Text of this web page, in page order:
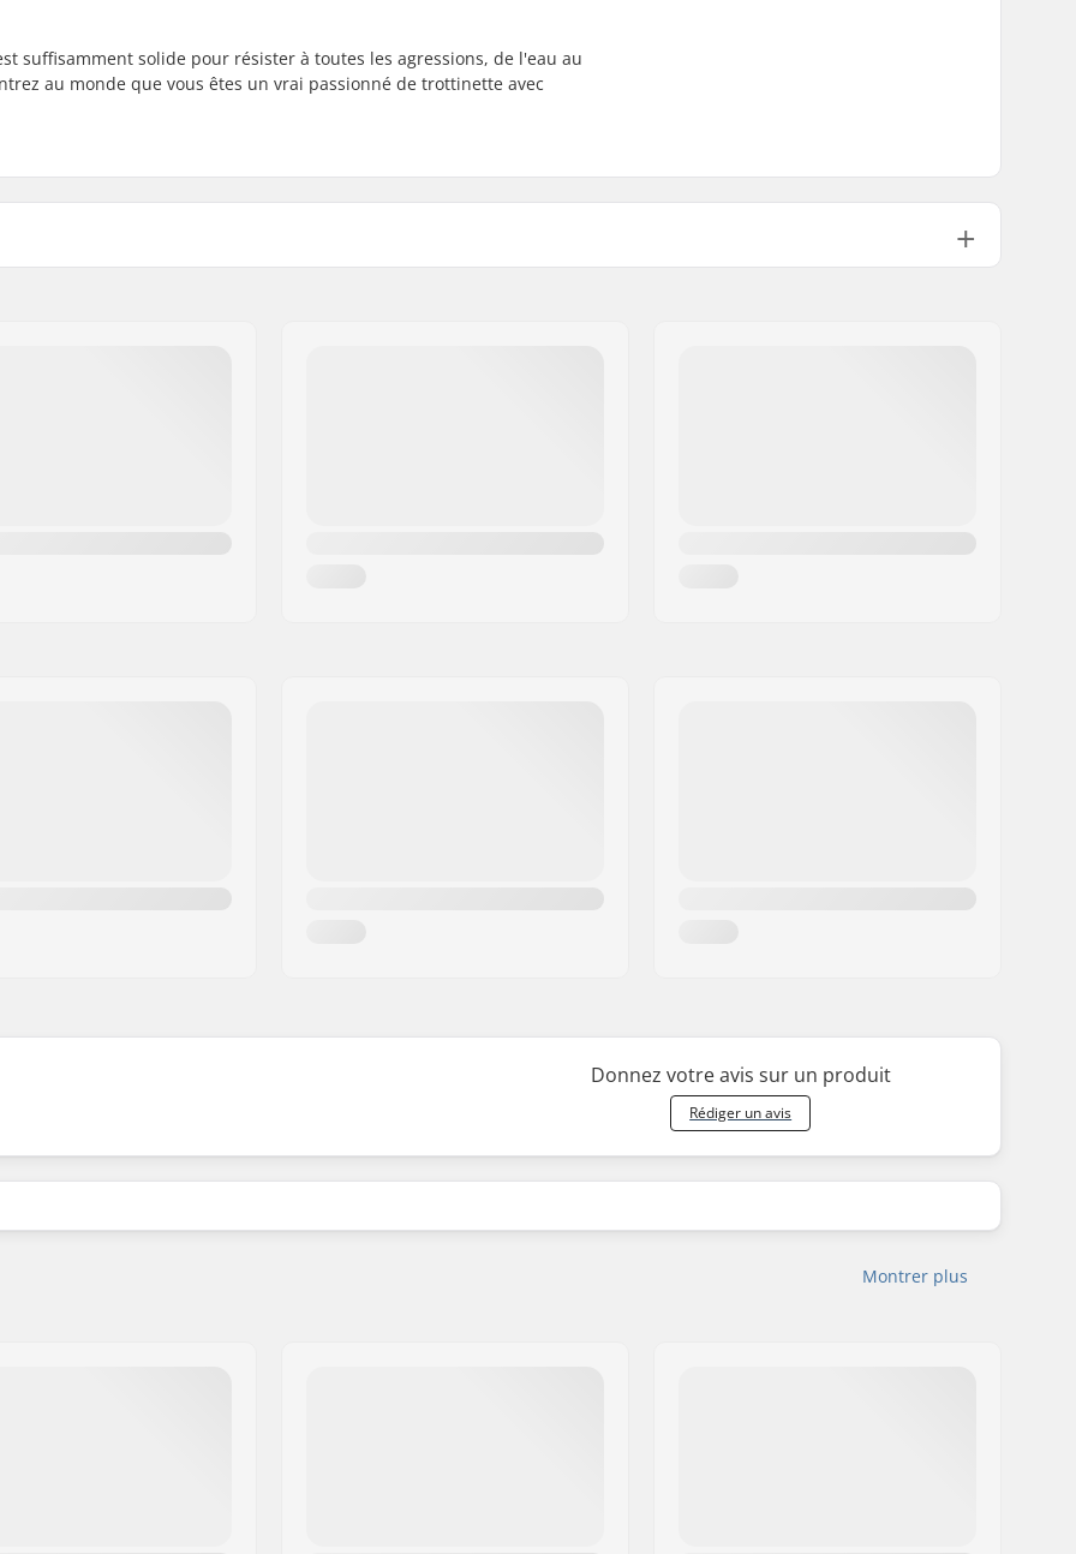
suffisamment solide pour résister à toutes les agressions, de l'eau au
au monde que vous êtes un vrai passionné de trottinette avec
Donnez votre avis sur un produit
Rédiger un avis
Montrer plus